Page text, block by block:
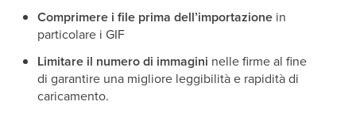
Comprimere i file prima dell’importazione in
particolare i GIF
Limitare il numero di immagini nelle firme al fine
di garantire una migliore leggibilità e rapidità di
caricamento.